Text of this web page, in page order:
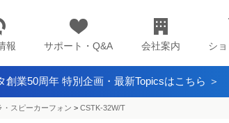
報 サポート・Q&A 会社案内 シ
創業50周年 特別企画・最新Topicsはこちら ＞
・スピーカーフォン > CSTK-32W/T